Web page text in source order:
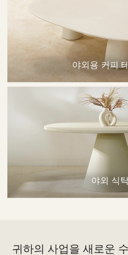
야외용 커피
야외 식
귀하의 사업을 새로운